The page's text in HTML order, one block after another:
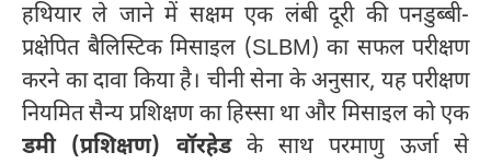
हथियार ले जाने में सक्षम एक लंबी दूरी की पनडुब्बी-
प्रक्षेपित बैलिस्टिक मिसाइल (SLBM) का सफल परीक्षण
करने का दावा किया है। चीनी सेना के अनुसार, यह परीक्षण
नियमित सैन्य प्रशिक्षण का हिस्सा था और मिसाइल को एक
डमी (प्रशिक्षण) वॉरहेडके साथ परमाणु ऊर्जा से